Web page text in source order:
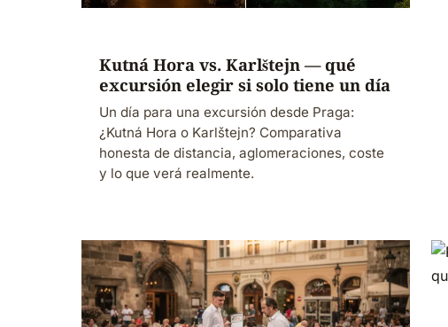
Kutná Hora vs. Karlštejn — qué
excursión elegir si solo tiene un día
Un día para una excursión desde Praga:
¿Kutná Hora o Karlštejn? Comparativa
honesta de distancia, aglomeraciones, coste
y lo que verá realmente.